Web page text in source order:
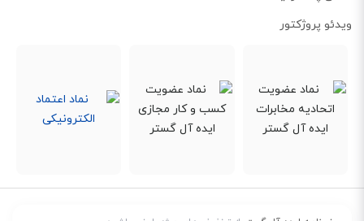
ویدئو پروژکتور